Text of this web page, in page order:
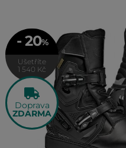
- 20%
Ušetříte
1 540 Kč
Doprava
ZDARMA